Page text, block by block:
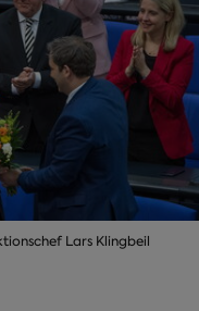
Lars Klingbeil